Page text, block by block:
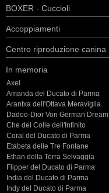
BOXER - Cuccioli
Accoppiamenti
Centro riproduzione canina
In memoria
Axel
Amanda del Ducato di Parma
Arantxa dell'Ottava Meraviglia
Dadoo-Dior Von German Dream
Che del Colle dell'Infinito
Coral del Ducato di Parma
Etabeta delle Tre Fontane
Ethan della Terra Selvaggia
Flipper del Ducato di Parma
India del Ducato di Parma
Indy del Ducato di Parma